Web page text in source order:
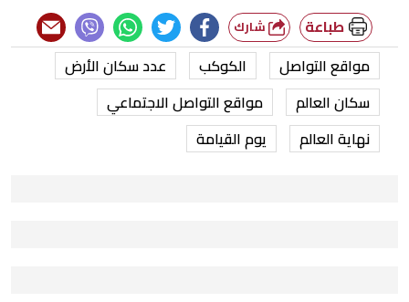
طباعة
مواقع التواصل الكوكب
عدد سكان الأرض
سكان العالم
مواقع التواصل الاجتماعي
نهاية العالم
يوم القيامة